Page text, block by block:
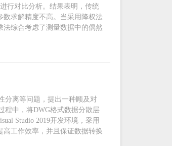
行对比分析。结果表明，传统
数求解精度不高。当采用降权法
综合考虑了测量数据中的偶然
分离等问题，提出一种顾及对
程中，将DWG格式数据分散层
Studio 2019开发环境，采用
高工作效率，并且保证数据转换